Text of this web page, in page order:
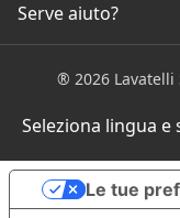
Serve aiuto?
Condizioni
Resi e rimborsi
LAVATELLI
Chi Siamo
® 2026 Lavatelli
Seleziona lingua e
Le tue